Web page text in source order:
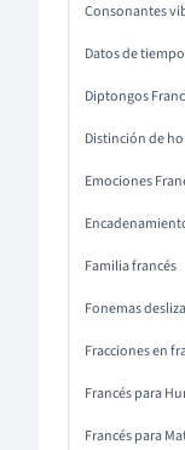
Consonantes
Datos de
Diptongos
Distinción de
Emociones
Familia francés
Fonemas
Fracciones en
Francés para
Francés para